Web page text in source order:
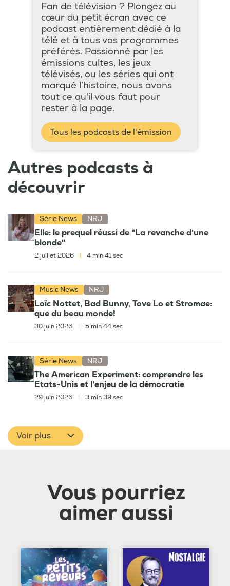
Fan de télévision ? Plongez au
cœur du petit écran avec ce
podcast entièrement dédié à la
télé et à tous vos programmes
préférés. Passionné par les
émissions cultes, les jeux
télévisés, ou les séries qui ont
marqué l’histoire, nous avons
tout ce qu'il vous faut pour
rester à la page.
Tous les podcasts de l'émission
Autres podcasts à
découvrir
Série News NRJ
Elle: le prequel réussi de "La revanche d'une
blonde"
2 juillet 2026 4 min 41 sec
Music News NRJ
Loïc Nottet, Bad Bunny, Tove Lo et Stromae:
que du beau monde!
30 juin 2026 5 min 44 sec
Série News NRJ
The American Experiment: comprendre les
Etats-Unis et l'enjeu de la démocratie
29 juin 2026 | 3 min 39 sec
Voir plus
Vous pourriez
aimer aussi